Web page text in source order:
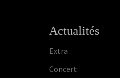
Actualités
Extra
Concert